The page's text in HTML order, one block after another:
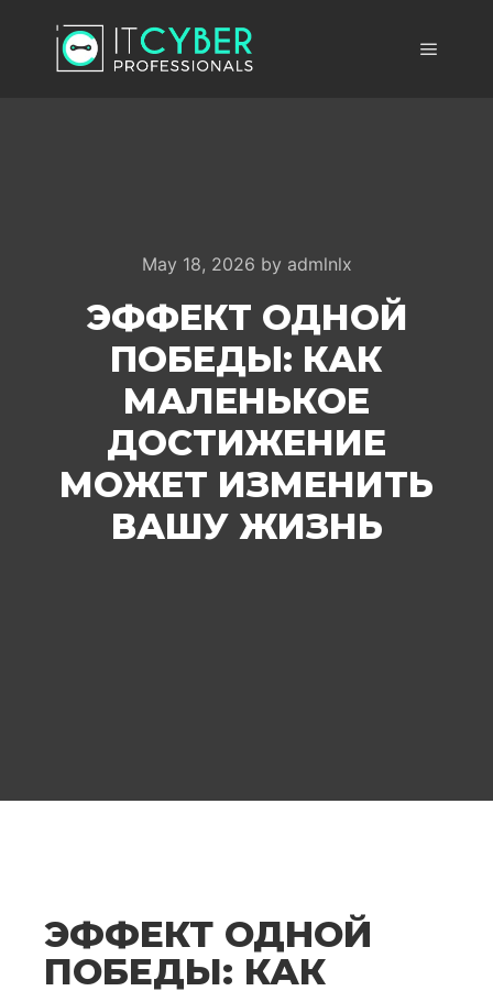
May 18, 2026 by admlnlx
ЭФФЕКТ ОДНОЙ
ПОБЕДЫ: КАК
МАЛЕНЬКОЕ
ДОСТИЖЕНИЕ
МОЖЕТ ИЗМЕНИТЬ
ВАШУ ЖИЗНЬ
ЭФФЕКТ ОДНОЙ
ПОБЕДЫ: КАК